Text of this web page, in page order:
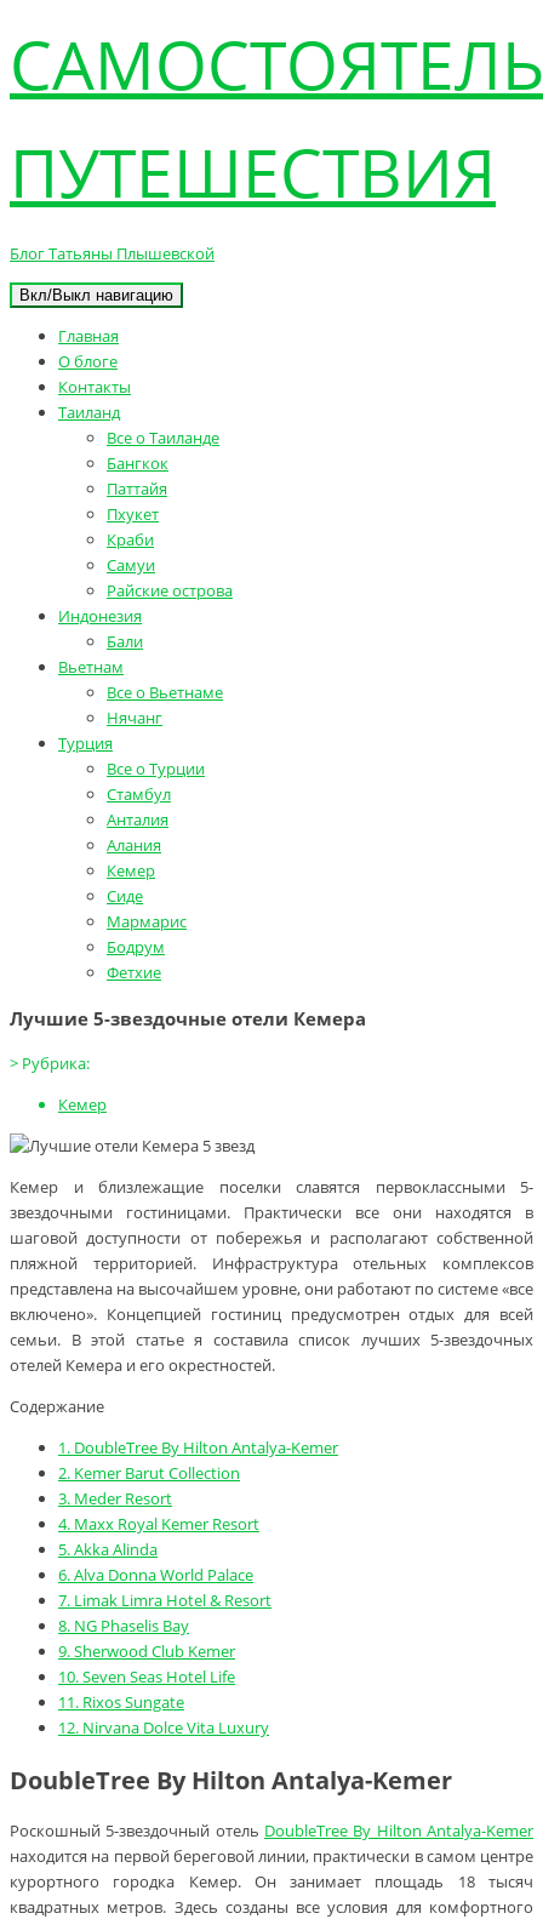
ПУТЕШЕСТВИЯ
Блог Татьяны Плышевской
Вкл/Выкл навигацию
Главная
О блоге
Контакты
Таиланд
Все о Таиланде
Бангкок
Паттайя
Пхукет
Краби
Самуи
Райские острова
Индонезия
Бали
Вьетнам
Все о Вьетнаме
Нячанг
Турция
Все о Турции
Стамбул
Анталия
Алания
Кемер
Сиде
Мармарис
Бодрум
Фетхие
Лучшие 5-звездочные отели Кемера
> Рубрика:
Кемер
Кемер и близлежащие поселки славятся первоклассными 5-
звездочными гостиницами. Практически все они находятся в
шаговой доступности от побережья и располагают собственной
пляжной территорией. Инфраструктура отельных комплексов
представлена на высочайшем уровне, они работают по системе «все
включено». Концепцией гостиниц предусмотрен отдых для всей
семьи. В этой статье я составила список лучших 5-звездочных
отелей Кемера и его окрестностей.
Содержание
1. DoubleTree By Hilton Antalya-Kemer
2. Kemer Barut Collection
3. Meder Resort
4. Maxx Royal Kemer Resort
5.Akka Alinda
6.Alva Donna World Palace
7. Limak Limra Hotel & Resort
8. NG Phaselis Bay
9.Sherwood Club Kemer
10.Seven Seas Hotel Life
11. Rixos Sungate
12. Nirvana Dolce Vita Luxury
DoubleTree By Hilton Antalya-Kemer
Роскошный 5-звездочный отель DoubleTree By Hilton Antalya-Kemer
находится на первой береговой линии, практически в самом центре
курортного городка Кемер. Он занимает площадь 18 тысяч
квадратных метров. Здесь созданы все условия для комфортного